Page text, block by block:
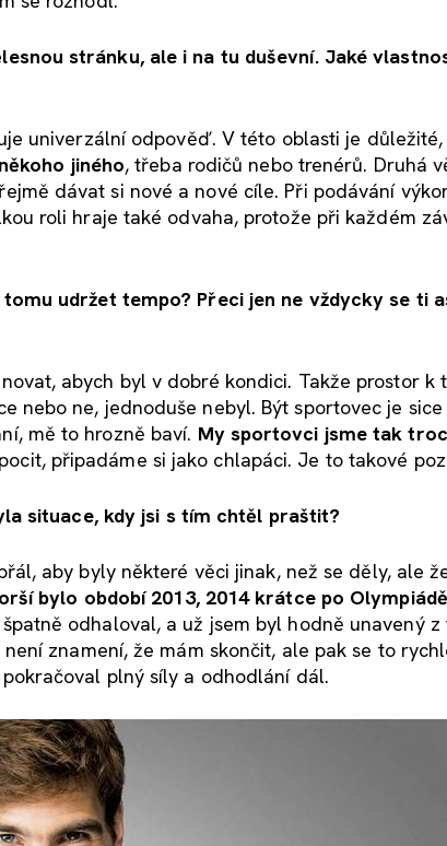
stránku, ale i na tu duševní. Jaké
univerzální odpověď. V této oblasti je
jiného, třeba rodičů nebo trenérů. Druhá
dávat si nové a nové cíle. Při podávání
roli hraje také odvaha, protože při každém
udržet tempo? Přeci jen ne vždycky se ti
abych byl v dobré kondici. Takže prostor k
nebo ne, jednoduše nebyl. Být sportovec je
mě to hrozně baví. My sportovci jsme tak
připadáme si jako chlapáci. Je to takové
situace, kdy jsi s tím chtěl praštit?
aby byly některé věci jinak, než se děly, ale
bylo období 2013, 2014 krátce po
odhaloval, a už jsem byl hodně unavený
znamení, že mám skončit, ale pak se to
plný síly a odhodlání dál.